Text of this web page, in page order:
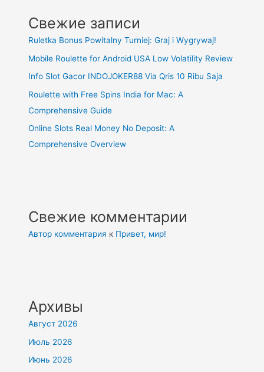
Свежие записи
Ruletka Bonus Powitalny Turniej: Graj i Wygrywaj!
Mobile Roulette for Android USA Low Volatility Review
Info Slot Gacor INDOJOKER88 Via Qris 10 Ribu Saja
Roulette with Free Spins India for Mac: A
Comprehensive Guide
Online Slots Real Money No Deposit: A
Comprehensive Overview
Свежие комментарии
Автор комментария к Привет, мир!
Архивы
Август 2026
Июль 2026
Июнь 2026